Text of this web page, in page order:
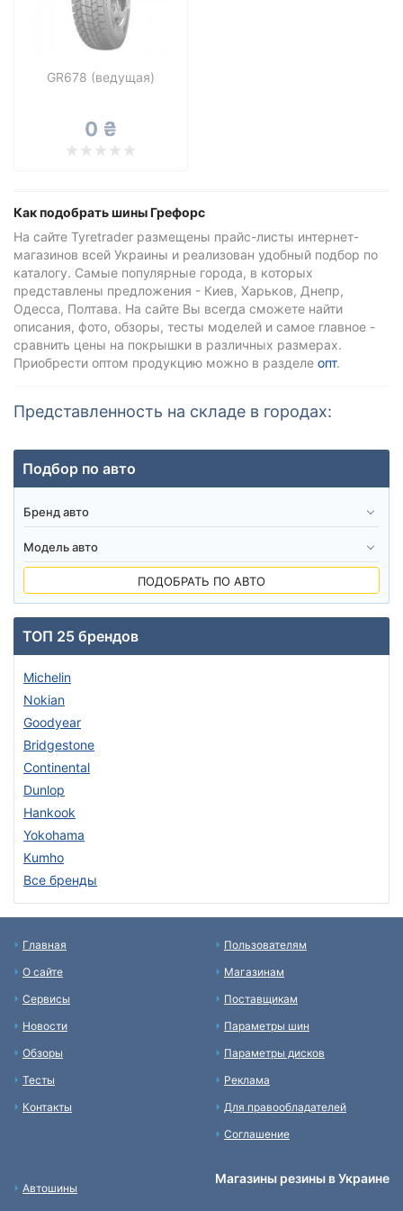
GR678 (ведущая)
0 ₴
Как подобрать шины Грефорс
На сайте Tyretrader размещены прайс-листы интернет-
магазинов всей Украины и реализован удобный подбор по
каталогу. Самые популярные города, в которых
представлены предложения - Киев, Харьков, Днепр,
Одесса, Полтава. На сайте Вы всегда сможете найти
описания, фото, обзоры, тесты моделей и самое главное -
сравнить цены на покрышки в различных размерах.
Приобрести оптом продукцию можно в разделе опт.
Представленность на складе в городах:
Тип транспортного средства
Усиленная шина
Подбор по авто
ПОДОБРАТЬ ПО АВТО
ТОП 25 брендов
Michelin
Nokian
Goodyear
Bridgestone
Continental
Dunlop
Hankook
Yokohama
Kumho
Все бренды
Главная
О сайте
Сервисы
Новости
Обзоры
Тесты
Контакты
Пользователям
Магазинам
Поставщикам
Параметры шин
Параметры дисков
Реклама
Для правообладателей
Соглашение
Автошины
Магазины резины в Украине